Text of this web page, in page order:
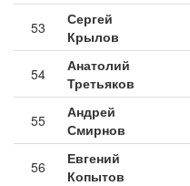
53
Сергей
Крылов
54
Анатолий
Третьяков
55
Андрей
Смирнов
56
Евгений
Копытов